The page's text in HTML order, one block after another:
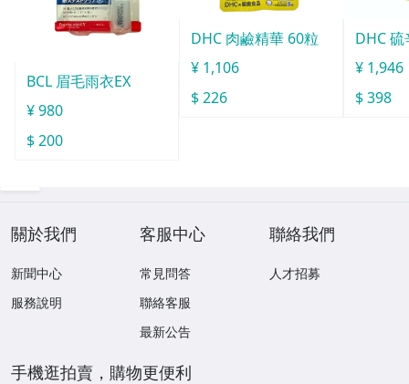
BCL 眉毛雨衣EX
¥ 980
$ 200
DHC 肉鹼精華 60粒
¥ 1,106
$ 226
DHC
¥ 1,946
$ 398
關於我們
新聞中心
服務說明
客服中心
常見問答
聯絡客服
最新公告
聯絡我們
人才招募
手機逛拍賣，購物更便利